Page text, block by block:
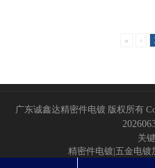
« ‹
广东诚鑫达精密件电镀 版权所有
关
精密件电镀|五金电镀